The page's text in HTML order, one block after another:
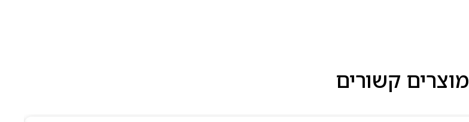
מוצרים קשורים